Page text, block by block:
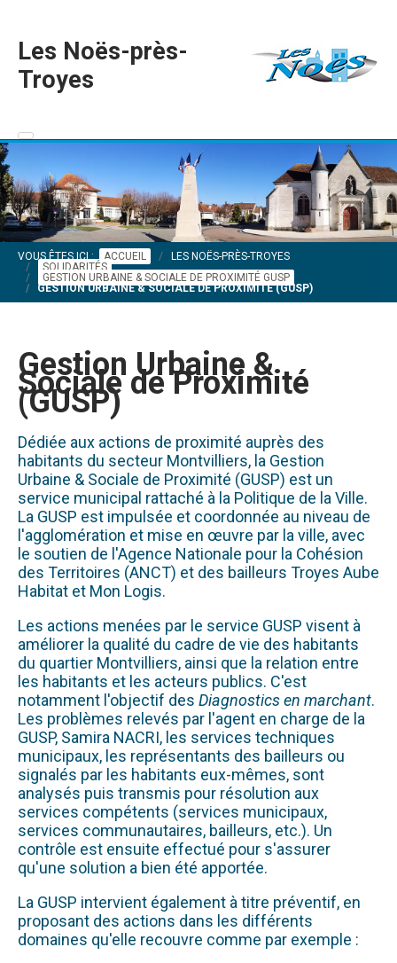
Les Noës-près-
Troyes
VOUS ÊTES ICI : ACCUEIL
LES NOËS-PRÈS-TROYES
SOLIDARITÉS
GESTION URBAINE & SOCIALE DE PROXIMITÉ GUSP
GESTION URBAINE & SOCIALE DE PROXIMITÉ (GUSP)
Gestion Urbaine &
Sociale de Proximité
(GUSP)
Dédiée aux actions de proximité auprès des
habitants du secteur Montvilliers, la Gestion
Urbaine & Sociale de Proximité (GUSP) est un
service municipal rattaché à la Politique de la Ville.
La GUSP est impulsée et coordonnée au niveau de
l'agglomération et mise en œuvre par la ville, avec
le soutien de l'Agence Nationale pour la Cohésion
des Territoires (ANCT) et des bailleurs Troyes Aube
Habitat et Mon Logis.
Les actions menées par le service GUSP visent à
améliorer la qualité du cadre de vie des habitants
du quartier Montvilliers, ainsi que la relation entre
les habitants et les acteurs publics. C'est
notamment l'objectif des Diagnostics en marchant.
Les problèmes relevés par l'agent en charge de la
GUSP, Samira NACRI, les services techniques
municipaux, les représentants des bailleurs ou
signalés par les habitants eux-mêmes, sont
analysés puis transmis pour résolution aux
services compétents (services municipaux,
services communautaires, bailleurs, etc.). Un
contrôle est ensuite effectué pour s'assurer
qu'une solution a bien été apportée.
La GUSP intervient également à titre préventif, en
proposant des actions dans les différents
domaines qu'elle recouvre comme par exemple :